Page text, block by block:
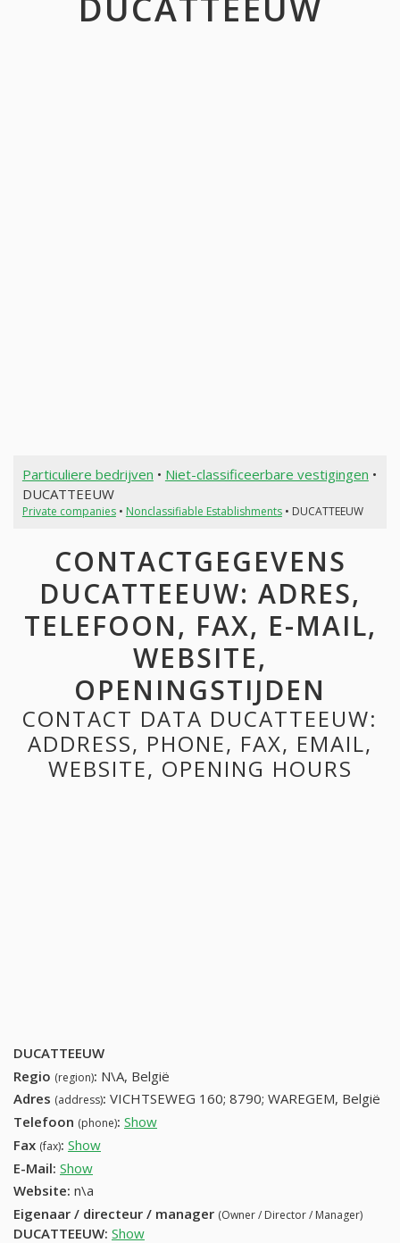
Particuliere bedrijven • Niet-classificeerbare vestigingen •
DUCATTEEUW
Private companies• Nonclassifiable Establishments• DUCATTEEUW
CONTACTGEGEVENS
DUCATTEEUW: ADRES,
TELEFOON, FAX, E-MAIL,
WEBSITE,
OPENINGSTIJDEN
CONTACT DATA DUCATTEEUW:
ADDRESS, PHONE, FAX, EMAIL,
WEBSITE, OPENING HOURS
DUCATTEEUW
Regio (region): N\A, België
Adres (address): VICHTSEWEG 160; 8790; WAREGEM, België
Telefoon (phone): Show
Fax (fax): Show
E-Mail: Show
Website: n\a
Eigenaar / directeur / manager (Owner / Director / Manager)
DUCATTEEUW: Show